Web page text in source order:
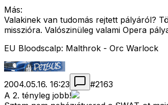
Más:
Valakinek van tudomás rejtett pályáról?
misszióra. Valószinüleg valami Opera
EU Bloodscalp: Malthrok - Orc Warlock
2004.05.16. 16:23 #2163
A 2. tényleg jobb!